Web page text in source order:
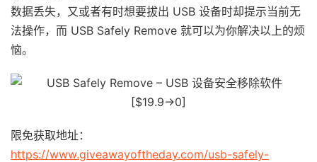
数据丢失，又或者有时想要拔出 USB 设备时却提示当前无
法操作，而 USB Safely Remove 就可以为你解决以上的烦
恼。
限免获取地址：
https://www.giveawayoftheday.com/usb-safely-